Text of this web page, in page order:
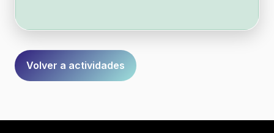
Volver a actividades